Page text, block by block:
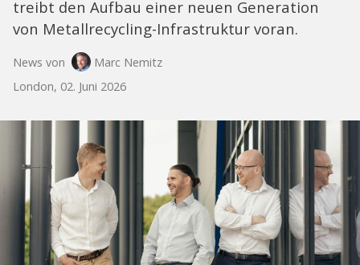
treibt den Aufbau einer neuen Generation
von Metallrecycling-Infrastruktur voran.
News von
Marc Nemitz
London, 02. Juni 2026